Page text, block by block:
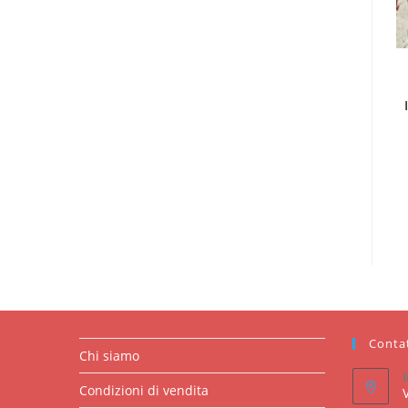
Chi siamo
Condizioni di vendita